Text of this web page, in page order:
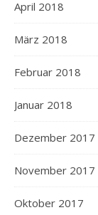
April 2018
März 2018
Februar 2018
Januar 2018
Dezember 2017
November 2017
Oktober 2017